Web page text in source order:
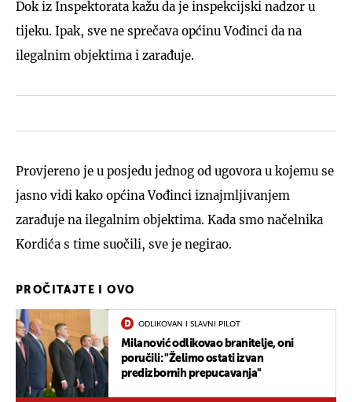
Dok iz Inspektorata kažu da je inspekcijski nadzor u
tijeku. Ipak, sve ne sprečava općinu Vođinci da na
ilegalnim objektima i zarađuje.
Provjereno je u posjedu jednog od ugovora u kojemu se
jasno vidi kako općina Vođinci iznajmljivanjem
zarađuje na ilegalnim objektima. Kada smo načelnika
Kordića s time suočili, sve je negirao.
PROČITAJTE I OVO
ODLIKOVAN I SLAVNI PILOT
Milanović odlikovao branitelje, oni
poručili: "Želimo ostati izvan
predizbornih prepucavanja"